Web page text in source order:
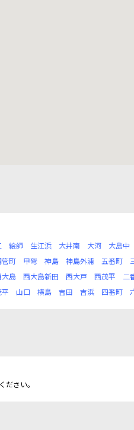
絵師 生江浜 大井南 大河 大島中
管町 甲弩 神島 神島外浦 五番町
大島 西大島新田 西大戸 西茂平 二
山口 横島 吉田 吉浜 四番町
さい。